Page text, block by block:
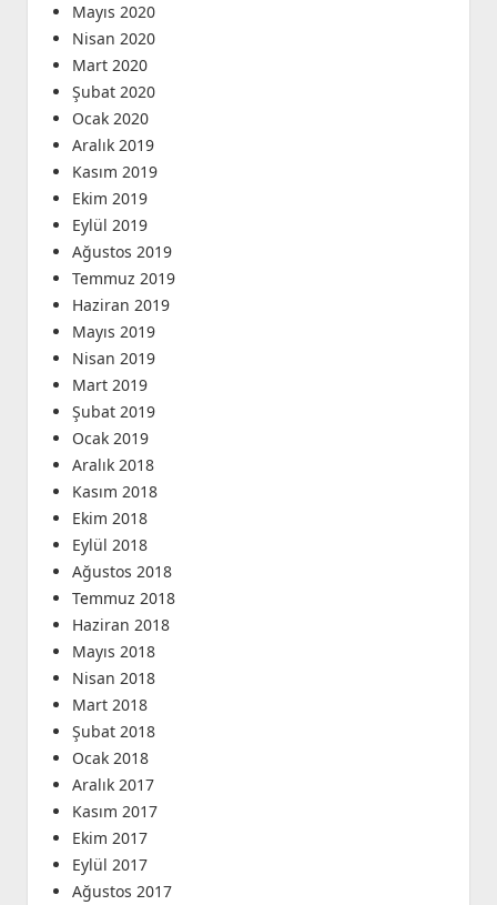
Mayıs 2020
Nisan 2020
Mart 2020
Şubat 2020
Ocak 2020
Aralık 2019
Kasım 2019
Ekim 2019
Eylül 2019
Ağustos 2019
Temmuz 2019
Haziran 2019
Mayıs 2019
Nisan 2019
Mart 2019
Şubat 2019
Ocak 2019
Aralık 2018
Kasım 2018
Ekim 2018
Eylül 2018
Ağustos 2018
Temmuz 2018
Haziran 2018
Mayıs 2018
Nisan 2018
Mart 2018
Şubat 2018
Ocak 2018
Aralık 2017
Kasım 2017
Ekim 2017
Eylül 2017
Ağustos 2017